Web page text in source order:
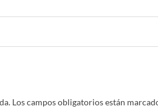
Los campos obligatorios están